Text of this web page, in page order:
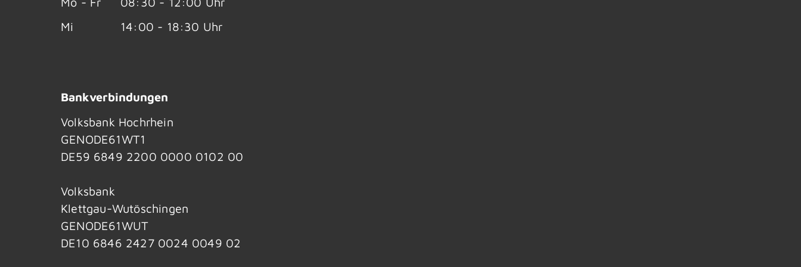
Mi
14:00 - 18:30 Uhr
Bankverbindungen
Volksbank Hochrhein
GENODE61WT1
DE59 6849 2200 0000 0102 00
Volksbank
Klettgau-Wutöschingen
GENODE61WUT
DE10 6846 2427 0024 0049 02